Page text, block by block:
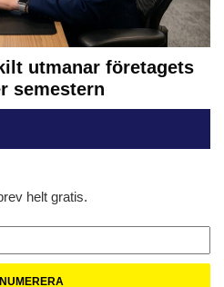
utmanar företagets
semestern
helt gratis.